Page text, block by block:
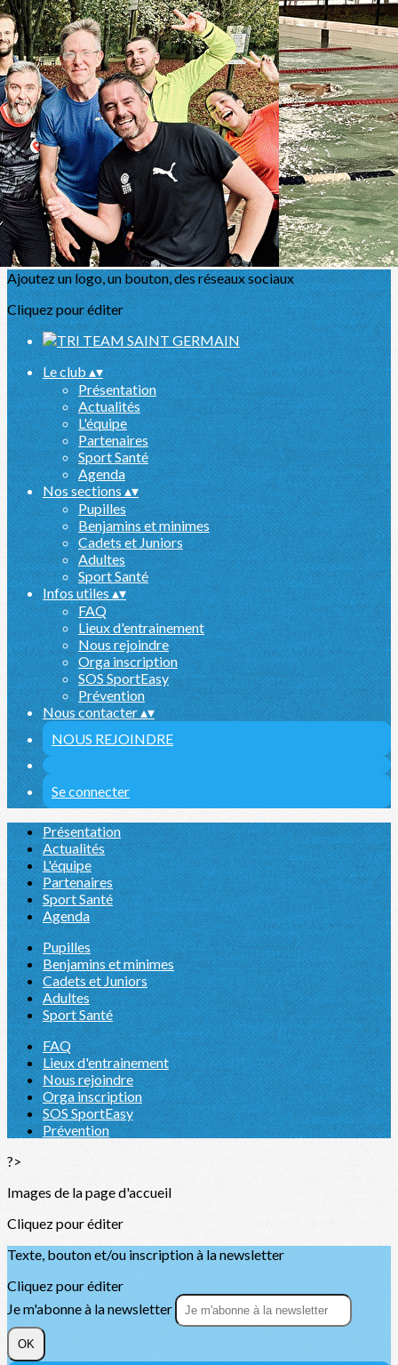
Exporter les lignes sélectionnées
Exporter toutes les colonnes
Exporter uniquement les colonnes affichées
Menu
<
>
Présentation
Actualités
L'équipe
Partenaires
Sport Santé
Agenda
Ajoutez un logo, un bouton, des réseaux sociaux
Cliquez pour éditer
Le club▴▾
Présentation
Actualités
L'équipe
Partenaires
Sport Santé
Agenda
Nos sections▴▾
Pupilles
Benjamins et minimes
Cadets et Juniors
Adultes
Sport Santé
Infos utiles▴▾
FAQ
Lieux d'entrainement
Nous rejoindre
Orga inscription
SOS SportEasy
Prévention
Nous contacter▴▾
NOUS REJOINDRE
Se connecter
Présentation
Actualités
L'équipe
Partenaires
Sport Santé
Agenda
Pupilles
Benjamins et minimes
Cadets et Juniors
Adultes
Sport Santé
FAQ
Lieux d'entrainement
Nous rejoindre
Orga inscription
SOS SportEasy
Prévention
?>
Images de la page d'accueil
Cliquez pour éditer
Texte, bouton et/ou inscription à la newsletter
Cliquez pour éditer
Je m'abonne à la newsletter
OK